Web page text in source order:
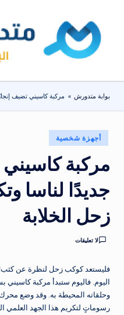
المحتوىبوا
مت
دو
ر
ش
تعرف
المنزلية
يومياً
بوابة متدورش » مركبة كاسيني تضيف
نُشر
في
أجهزة شخصية
مركبة
جديدًا لناسا
زحل الخلابة
لا تعليقات
فليستعد كوكب زحل لنظرة عن كثب!
اليوم. فاليوم ستبدأ مركبة
وحلقاته المحيطة به. وقد وضع
رسوماتٍ لتكريم هذا الجهد